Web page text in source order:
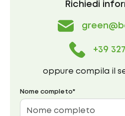
Richiedi
+39
oppure compila il
Nome completo*